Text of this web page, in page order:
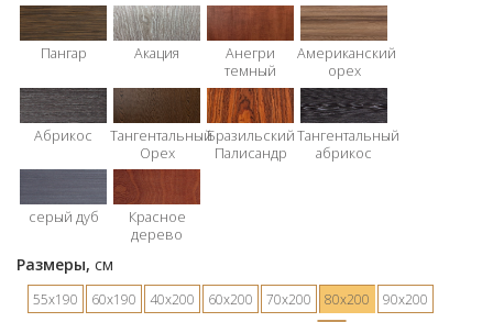
Пангар Акация
Анегри
темный
Американский
орех
Абрикос
Тангентальный
Орех
Бразильский
Палисандр
Тангентальный
абрикос
серый дуб
Красное
дерево
Размеры, см
55х190 60х190 40х200 60х200 70х200 80х200
90х200